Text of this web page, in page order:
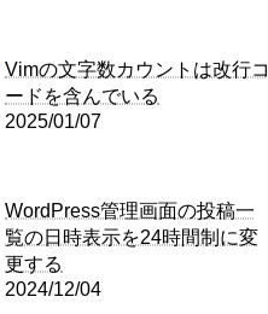
Vimの文字数カウントは改行コ
ードを含んでいる
2025/01/07
WordPress管理画面の投稿一
覧の日時表示を24時間制に変
更する
2024/12/04